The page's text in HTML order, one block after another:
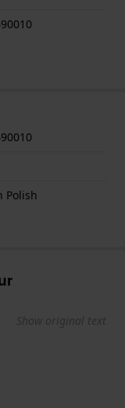
Polish
Show original text